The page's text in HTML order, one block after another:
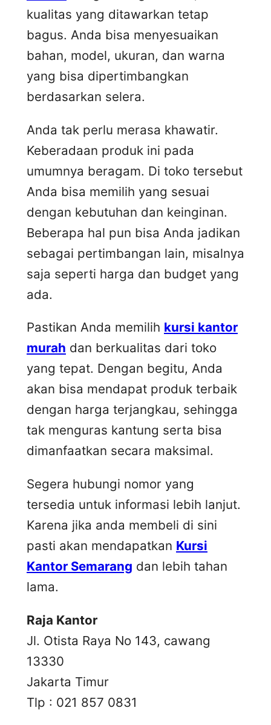
kualitas yang ditawarkan tetap
bagus. Anda bisa menyesuaikan
bahan, model, ukuran, dan warna
yang bisa dipertimbangkan
berdasarkan selera.
Anda tak perlu merasa khawatir.
Keberadaan produk ini pada
umumnya beragam. Di toko tersebut
Anda bisa memilih yang sesuai
dengan kebutuhan dan keinginan.
Beberapa hal pun bisa Anda jadikan
sebagai pertimbangan lain, misalnya
saja seperti harga dan budget yang
ada.
Pastikan Anda memilih kursi kantor
murah dan berkualitas dari toko
yang tepat. Dengan begitu, Anda
akan bisa mendapat produk terbaik
dengan harga terjangkau, sehingga
tak menguras kantung serta bisa
dimanfaatkan secara maksimal.
Segera hubungi nomor yang
tersedia untuk informasi lebih lanjut.
Karena jika anda membeli di sini
pasti akan mendapatkan Kursi
Kantor Semarang dan lebih tahan
lama.
Raja Kantor
Jl. Otista Raya No 143, cawang
13330
Jakarta Timur
Tlp : 021 857 0831